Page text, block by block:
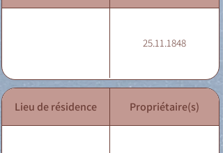
25.11.1848
Lieu de résidence Propriétaire(s)